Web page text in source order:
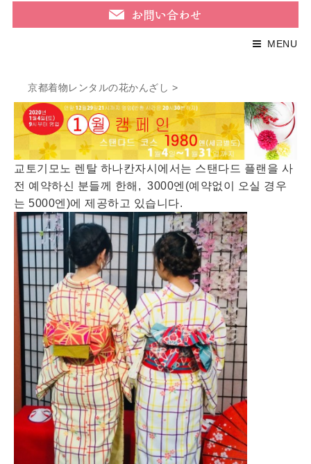
MENU
京都着物レンタルの花かんざし >
교토기모노 렌탈 하나칸자시에서는 스탠다드 플랜을 사
전 예약하신 분들께 한해, 3000엔(예약없이 오실 경우
는 5000엔)에 제공하고 있습니다.